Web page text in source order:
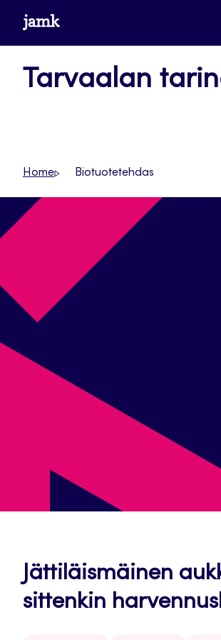
Siirrywww.jamk.fi
Tarvaalan
Home Biotuotetehdas
Jättiläismäinen
sittenkin